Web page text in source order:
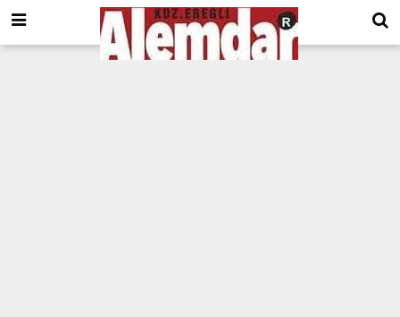
google.com, pub-8201930440372555, DIRECT, f08c47fec0942fa0